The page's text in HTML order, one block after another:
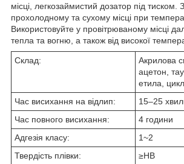
місці, легкозаймистий дозатор під тиском.
прохолодному та сухому місці при
Використовуйте у провітрюваному місці
тепла та вогню, а також від високої
Склад:
Акрилова
ацетон,
етила,
Час висихання на відлип:
15–25
Час повного висихання:
4 години
Адгезія класу:
1~2
Твердість плівки:
≥HB